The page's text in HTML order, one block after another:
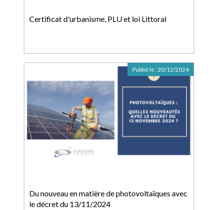
Certificat d'urbanisme, PLU et loi Littoral
Du nouveau en matière de photovoltaïques avec
le décret du 13/11/2024
Publié le :20/12/2024